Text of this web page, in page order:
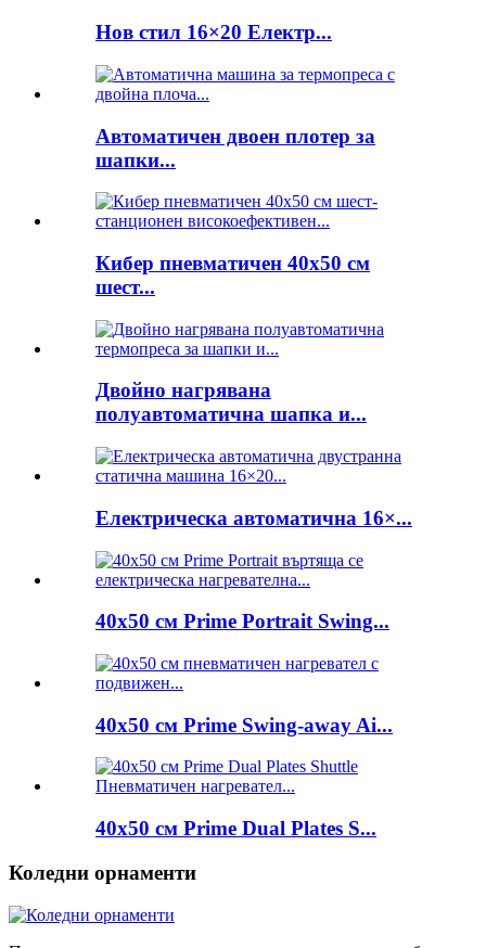
Нов стил 16×20 Електр...
Автоматичен двоен плотер за
шапки...
Кибер пневматичен 40x50 см
шест...
Двойно нагрявана
полуавтоматична шапка и...
Електрическа автоматична 16×...
40x50 см Prime Portrait Swing...
40x50 см Prime Swing-away Ai...
40x50 см Prime Dual Plates S...
Коледни орнаменти